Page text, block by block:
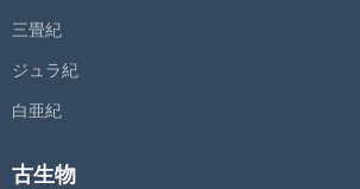
三畳紀
ジュラ紀
白亜紀
古生物